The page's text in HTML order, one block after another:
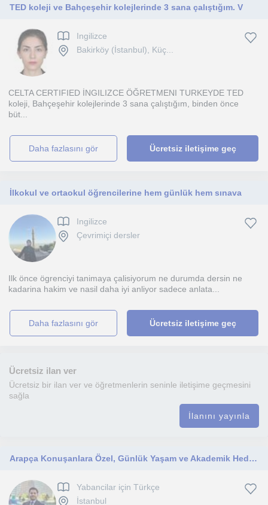
TED koleji ve Bahçeşehir kolejlerinde 3 sana çalıştığım. V
Ingilizce
Bakirköy (İstanbul), Küç...
CELTA CERTIFIED İNGILIZCE ÖĞRETMENI TURKEYDE TED
koleji, Bahçeşehir kolejlerinde 3 sana çalıştığım, binden önce
büt...
daha fazlasını gör Ücretsiz iletişime geç
İlkokul ve ortaokul öğrencilerine hem günlük hem sınava
Ingilizce
Çevrimiçi dersler
Ilk önce ögrenciyi tanimaya çalisiyorum ne durumda dersin ne
kadarina hakim ve nasil daha iyi anliyor sadece anlata...
daha fazlasını gör Ücretsiz iletişime geç
Ücretsiz ilan ver
Ücretsiz bir ilan ver ve öğretmenlerin seninle iletişime geçmesini
sağla
İlanını yayınla
Arapça Konuşanlara Özel, Günlük Yaşam ve Akademik Hedefler İçin Uygulamalı Türkçe Dersleri
Yabancilar için Türkçe
İstanbul